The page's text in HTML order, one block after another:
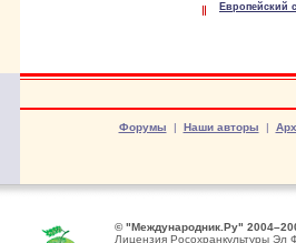
Европейский
Форумы | Наши авторы |
© "Международник.Ру"
Лицензия Росохранкультуры Эл